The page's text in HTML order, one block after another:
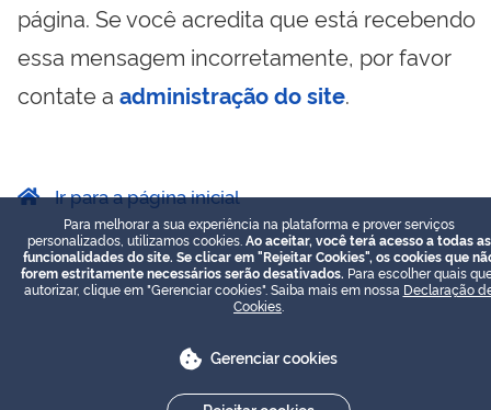
página. Se você acredita que está recebendo
essa mensagem incorretamente, por favor
contate a administração do site.
Ir para a página inicial
Para melhorar a sua experiência na plataforma e prover serviços
personalizados, utilizamos cookies. Ao aceitar, você terá acesso a todas as
funcionalidades do site. Se clicar em "Rejeitar Cookies", os cookies que
forem estritamente necessários serão desativados. Para escolher quais
autorizar, clique em "Gerenciar cookies". Saiba mais em nossa Declaração
Cookies
Gerenciar cookies